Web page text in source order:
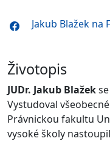
Jakub Blažek na
Životopis
JUDr. Jakub Blažek
Vystudoval
Právnickou fakultu
vysoké školy